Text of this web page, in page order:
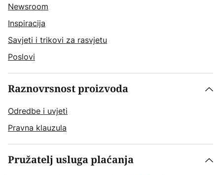
Newsroom
Inspiracija
Savjeti i trikovi za rasvjetu
Poslovi
Raznovrsnost proizvoda
Odredbe i uvjeti
Pravna klauzula
Pružatelj usluga plaćanja